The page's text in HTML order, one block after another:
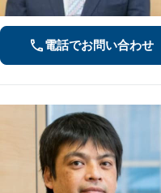
電話でお問い合わせ